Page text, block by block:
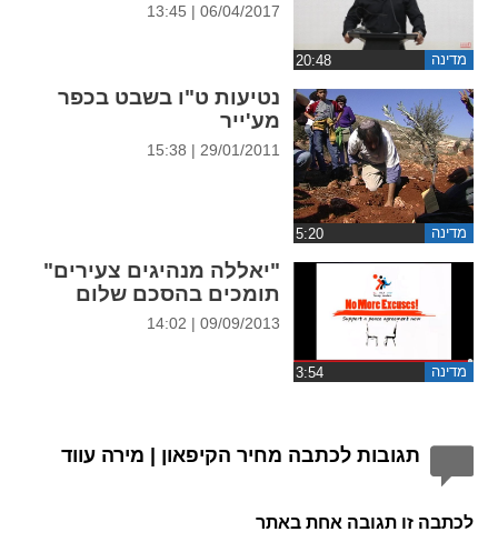
מדינה
06/04/2017 | 13:45
מדינה
נטיעות ט"ו בשבט בכפר
מע'ייר
29/01/2011 | 15:38
מדינה
"יאללה מנהיגים צעירים"
תומכים בהסכם שלום
09/09/2013 | 14:02
תגובות לכתבה מחיר הקיפאון | מירה עווד
לכתבה זו תגובה אחת באתר